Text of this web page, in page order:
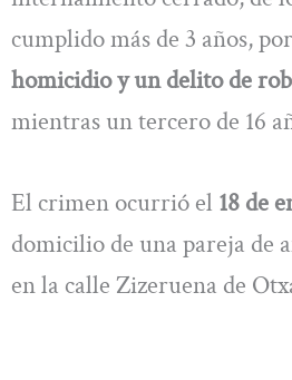
cumplido más de 3 años, por
homicidio y un delito de
mientras un tercero de 16
El crimen ocurrió el 18 de
domicilio de una pareja de
en la calle Zizeruena de